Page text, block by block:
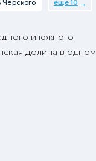
еще 10
и южного
долина в одном